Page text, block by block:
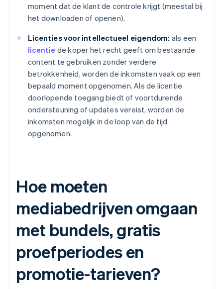
moment dat de klant de controle krijgt (meestal bij
het downloaden of openen).
Licenties voor intellectueel eigendom: als een
licentie de koper het recht geeft om bestaande
content te gebruiken zonder verdere
betrokkenheid, worden de inkomsten vaak op een
bepaald moment opgenomen. Als de licentie
doorlopende toegang biedt of voortdurende
ondersteuning of updates vereist, worden de
inkomsten mogelijk in de loop van de tijd
opgenomen.
Hoe moeten
mediabedrijven omgaan
met bundels, gratis
proefperiodes en
promotie-tarieven?